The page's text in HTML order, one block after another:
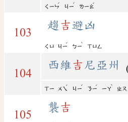
ㄑㄧㄣ
ˊ
ㄐㄧ
ˊ
ㄌㄧㄠ
ˇ
103
趨 吉避凶
ㄑㄩ ㄐㄧ
ˊ
ㄅㄧ
ˋ
ㄒㄩㄥ
104
西維吉 尼亞州
ㄒㄧ ㄨㄟ
ˊ
ㄐㄧ
ˊ
ㄋㄧ
ˊ
ㄧㄚ
ˋ
ㄓㄡ
105
襲 吉